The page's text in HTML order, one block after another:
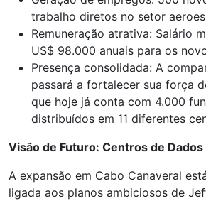
trabalho diretos no setor
Remuneração atrativa: Salário
US$ 98.000 anuais para os
Presença consolidada: A
passará a fortalecer sua força
que hoje já conta com 4.000
distribuídos em 11 diferentes
Visão de Futuro: Centros de Dados
A expansão em Cabo Canaveral
ligada aos planos ambiciosos de